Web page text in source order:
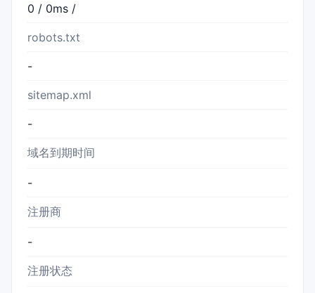
0 / 0ms /
robots.txt
-
sitemap.xml
-
域名到期时间
-
注册商
-
注册状态